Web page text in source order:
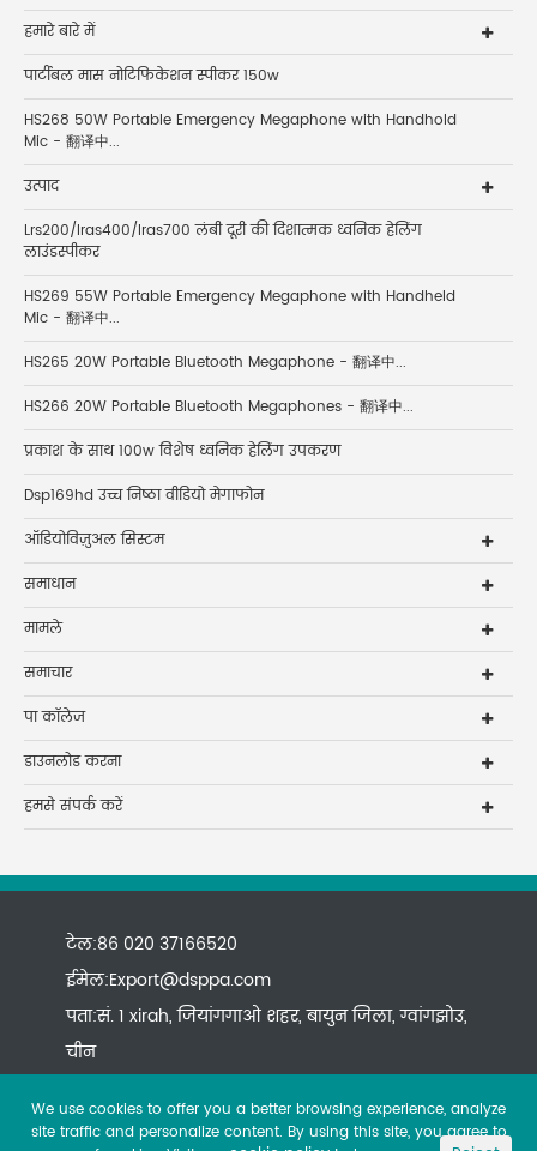
हमारे बारे में
पार्टीबल मास नोटिफिकेशन स्पीकर 150w
HS268 50W Portable Emergency Megaphone with Handhold
Mic - 翻译中...
उत्पाद
Lrs200/lras400/lras700 लंबी दूरी की दिशात्मक ध्वनिक हेलिंग
लाउंडस्पीकर
HS269 55W Portable Emergency Megaphone with Handheld
Mic - 翻译中...
HS265 20W Portable Bluetooth Megaphone - 翻译中...
HS266 20W Portable Bluetooth Megaphones - 翻译中...
प्रकाश के साथ 100w विशेष ध्वनिक हेलिंग उपकरण
Dsp169hd उच्च निष्ठा वीडियो मेगाफोन
ऑडियोविज़ुअल सिस्टम
समाधान
मामले
समाचार
पा कॉलेज
डाउनलोड करना
हमसे संपर्क करें
टेल:86 020 37166520
ईमेल:Export@dsppa.com
पता:सं. 1 xirah, जियांगगाओ शहर, बायुन जिला, ग्वांगझोउ,
चीन
We use cookies to offer you a better browsing experience, analyze
site traffic and personalize content. By using this site, you agree to